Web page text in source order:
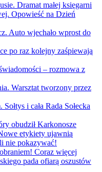
Dramat małej księgarni
Opowieść na Dzień
Auto wjechało wprost do
po raz kolejny zaśpiewają
– rozmowa z
Warsztat tworzony przez
i cała Rada Sołecka
obudził Karkonosze
etykiety ujawnią
nie pokazywać!
Coraz więcej
pada ofiarą oszustów